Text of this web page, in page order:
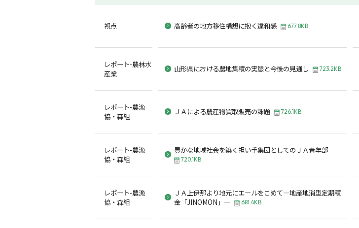
視点 高齢者の地方移住構想に抱く違和感 677.8KB
レポート-農林水
産業
山形県における農地集積の実態と今後の見通し 723.2KB
レポート-農漁
協・森組
ＪＡによる農産物買取販売の課題 726.1KB
レポート-農漁
協・森組
豊かな地域社会を築く担い手集団としてのＪＡ青年部
720.1KB
レポート-農漁
協・森組
ＪＡ上伊那より地元にエールをこめて―地産地消型定期積
金「JINOMON」―
681.4KB